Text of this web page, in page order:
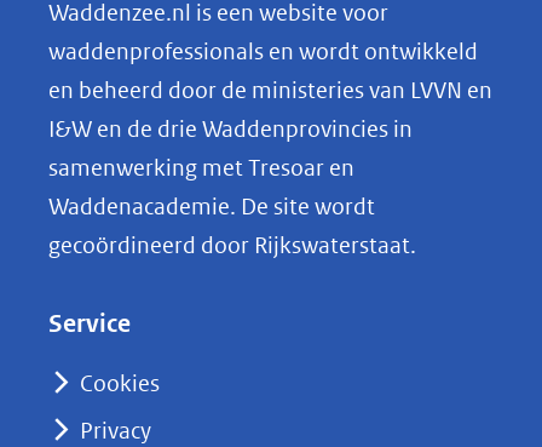
ng(afbeelding: o
p
k
e
Waddenzee.nl is een website voor
waddenprofessionals en wordt ontwikkeld
en beheerd door de ministeries van LVVN en
I&W en de drie Waddenprovincies in
samenwerking met Tresoar en
Waddenacademie. De site wordt
gecoördineerd door Rijkswaterstaat.
Service
Cookies
Privacy